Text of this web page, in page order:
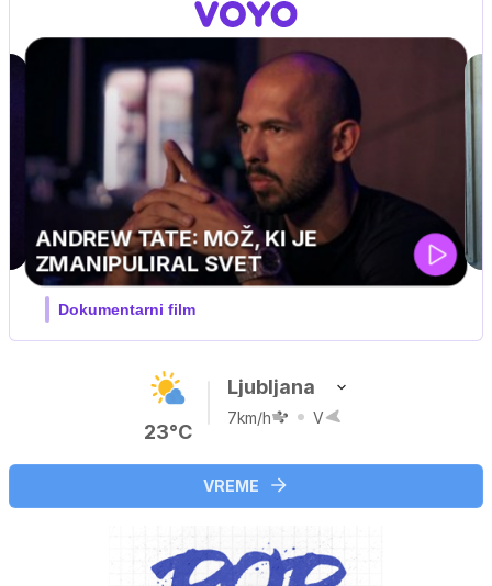
MOJ PRIJATELJ PINGVIN
Film meseca / družinski, pustolovski
23°C
Ljubljana
7km/h V
VREME